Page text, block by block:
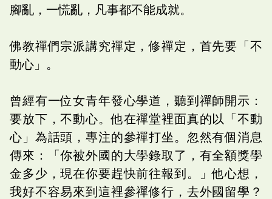
腳亂，一慌亂，凡事都不能成就。
佛教禪們宗派講究禪定，修禪定，首先要「不
動心」。
曾經有一位女青年發心學道，聽到禪師開示：
要放下，不動心。他在禪堂裡面真的以「不動
心」為話頭，專注的參禪打坐。忽然有個消息
傳來：「你被外國的大學錄取了，有全額獎學
金多少，現在你要趕快前往報到。」他心想，
我好不容易來到這裡參禪修行，去外國留學？